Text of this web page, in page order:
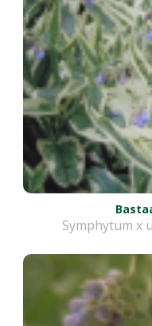
Symphytum x